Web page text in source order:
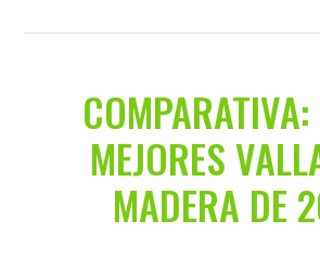
MEJORES
MADERA DE